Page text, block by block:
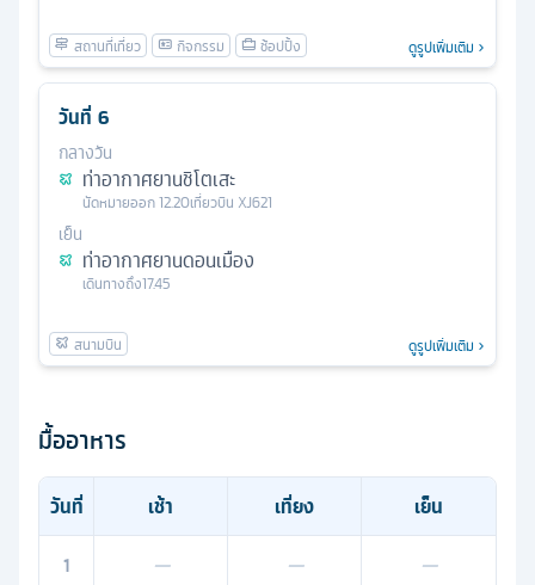
ดูรูปเพิ่มเติม
วันที่ 6
กลางวัน
ท่าอากาศยานชิโตเสะ
นัดหมายออก12.20เที่ยวบิน XJ621
เย็น
ท่าอากาศยานดอนเมือง
เดินทางถึง17.45
ดูรูปเพิ่มเติม
มื้ออาหาร
วันที่ เช้า เที่ยง
เย็น
1
— —
—